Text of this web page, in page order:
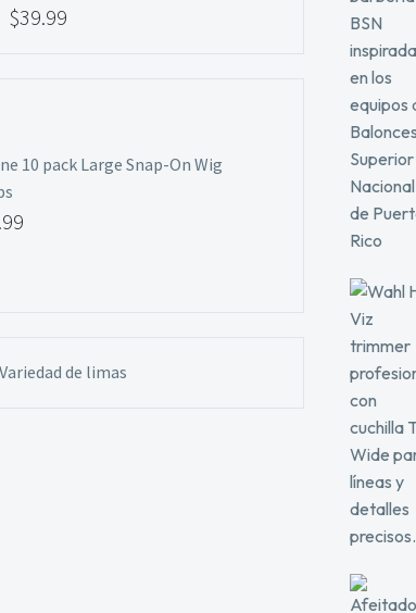
$39.99
10 pack Large Snap-On Wig
Variedad de limas